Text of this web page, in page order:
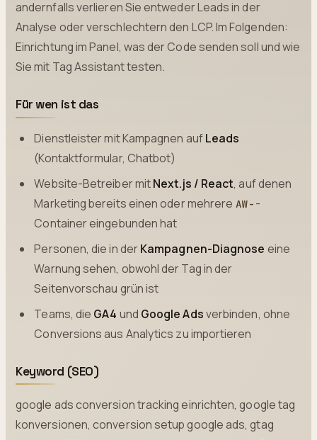
andernfalls verlieren Sie entweder Leads in der
Analyse oder verschlechtern den LCP. Im Folgenden:
Einrichtung im Panel, was der Code senden soll und wie
Sie mit Tag Assistant testen.
Für wen ist das
Dienstleister mit Kampagnen aufLeads
(Kontaktformular, Chatbot)
Website-Betreiber mitNext.js / React, auf denen
Marketing bereits einen oder mehrere AW- -
Container eingebunden hat
Personen, die in derKampagnen-Diagnose eine
Warnung sehen, obwohl der Tag in der
Seitenvorschau grün ist
Teams, die GA4 und Google Adsverbinden, ohne
Conversions aus Analytics zu importieren
Keyword (SEO)
google ads conversion tracking einrichten, google tag
konversionen, conversion setup google ads, gtag